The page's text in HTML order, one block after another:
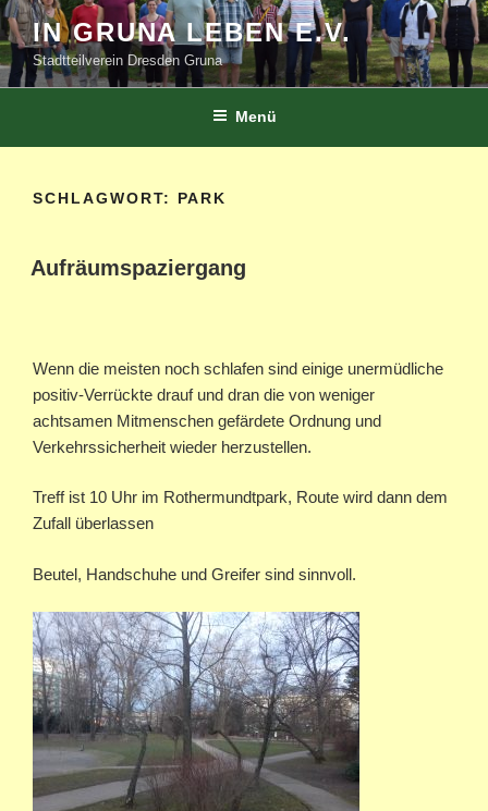
Zum
Inhalt
springen
IN GRUNA LEBEN E.V.
Stadtteilverein Dresden Gruna
Menü
SCHLAGWORT: PARK
Aufräumspaziergang
Wenn die meisten noch schlafen sind einige unermüdliche
positiv-Verrückte drauf und dran die von weniger
achtsamen Mitmenschen gefärdete Ordnung und
Verkehrssicherheit wieder herzustellen.
Treff ist 10 Uhr im Rothermundtpark, Route wird dann dem
Zufall überlassen
Beutel, Handschuhe und Greifer sind sinnvoll.